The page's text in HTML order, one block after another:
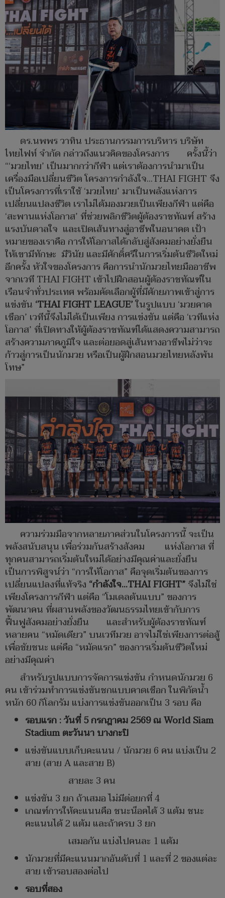
ดร.นพพร วาทิน ประธานกรรมการบริหาร บริษัท
ไทยไฟท์ จำกัด กล่าวถึงแนวคิดของโครงการ ครั้งนี้ว่า
“‘มวยไทย’ เป็นมากกว่ากีฬา แต่เราต้องการนำมาเป็น
เครื่องมือเปลี่ยนชีวิต โครงการกำลังใจ…THAI FIGHT จึง
เป็นโครงการที่เราใช้ ‘มวยไทย’ มาเป็นพลังแห่งการ
เปลี่ยนแปลงชีวิต เราไม่ได้มองมวยเป็นเพียงกีฬา แต่คือ
‘สะพานแห่งโอกาส’ ที่ช่วยพลิกชีวิตผู้ต้องราชทัณฑ์ สร้าง
แรงบันดาลใจ และเปิดเส้นทางสู่อาชีพในอนาคต เป้า
หมายของเราคือ การให้โอกาสได้กลับสู่สังคมอย่างยั่งยืน
ให้เขามีทักษะ มีวินัย และมีศักดิ์ศรีในการเริ่มต้นชีวิตใหม่
อีกครั้ง หัวใจของโครงการ คือการนำนักมวยไทยมืออาชีพ
จากเวที THAI FIGHT เข้าไปฝึกสอนผู้ต้องราชทัณฑ์ใน
เรือนจำทั่วประเทศ พร้อมคัดเลือกผู้ที่มีศักยภาพเข้าสู่การ
แข่งขัน ‘THAI FIGHT LEAGUE’ในรูปแบบ ‘มวยคาด
เชือก’ เวทีนี้จึงไม่ได้เป็นเพียง การแข่งขัน แต่คือ ‘เวทีแห่ง
โอกาส’ ที่เปิดทางให้ผู้ต้องราชทัณฑ์ได้แสดงความสามารถ
สร้างความภาคภูมิใจ และต่อยอดสู่เส้นทางอาชีพไม่ว่าจะ
ก้าวสู่การเป็นนักมวย หรือเป็นผู้ฝึกสอนมวยไทยหลังพ้น
โทษ”
ความร่วมมือจากหลายภาคส่วนในโครงการนี้ จะเป็น
พลังสนับสนุน เพื่อร่วมกันสร้างสังคม แห่งโอกาส ที่
ทุกคนสามารถเริ่มต้นใหม่ได้อย่างมีคุณค่าและยั่งยืน
เป็นการพิสูจน์ว่า “การให้โอกาส” คือจุดเริ่มต้นของการ
เปลี่ยนแปลงที่แท้จริง “กำลังใจ…THAI FIGHT”จึงไม่ใช่
เพียงโครงการกีฬา แต่คือ “โมเดลต้นแบบ” ของการ
พัฒนาคน ที่ผสานพลังของวัฒนธรรมไทยเข้ากับการ
ฟื้นฟูสังคมอย่างยั่งยืน และสำหรับผู้ต้องราชทัณฑ์
หลายคน “หมัดเดียว” บนเวทีมวย อาจไม่ใช่เพียงการต่อสู้
เพื่อชัยชนะ แต่คือ “หมัดแรก” ของการเริ่มต้นชีวิตใหม่
อย่างมีคุณค่า
สำหรับรูปแบบการจัดการแข่งขัน กำหนดนักมวย 6
คน เข้าร่วมทำการแข่งขันชกแบบคาดเชือก ในพิกัดน้ำ
หนัก 60 กิโลกรัม แบ่งการแข่งขันออกเป็น 3 รอบ คือ
รอบแรก : วันที่5กรกฎาคม2569ณWorld Siam
Stadiumตะวันนา บางกะปิ
แข่งขันแบบเก็บคะแนน / นักมวย 6 คน แบ่งเป็น 2
สาย (สาย A และสาย B)
สายละ 3 คน
แข่งขัน 3 ยก ถ้าเสมอ ไม่มีต่อยกที่ 4
เกณฑ์การให้คะแนนคือ ชนะน็อคได้ 3 แต้ม ชนะ
คะแนนได้ 2 แต้ม และถ้าครบ 3 ยก
เสมอกัน แบ่งไปคนละ 1 แต้ม
นักมวยที่มีคะแนนมากอันดับที่ 1 และที่ 2 ของแต่ละ
สาย เข้ารอบสองต่อไป
รอบที่สอง